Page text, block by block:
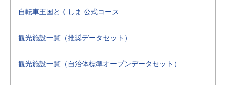
自転車王国とくしま 公式コース
観光施設一覧（推奨データセット）
観光施設一覧（自治体標準オープンデータセット）